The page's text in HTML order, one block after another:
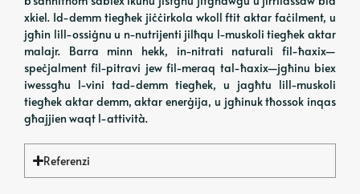
xkiel. Id-demm tiegħek jiċċirkola wkoll ftit aktar faċilment, u
jgħin lill-ossiġnu u n-nutrijenti jilħqu l-muskoli tiegħek aktar
malajr. Barra minn hekk, in-nitrati naturali fil-ħaxix—
speċjalment fil-pitravi jew fil-meraq tal-ħaxix—jgħinu biex
iwessgħu l-vini tad-demm tiegħek, u jagħtu lill-muskoli
tiegħek aktar demm, aktar enerġija, u jgħinuk tħossok inqas
għajjien waqt l-attività.
Referenzi